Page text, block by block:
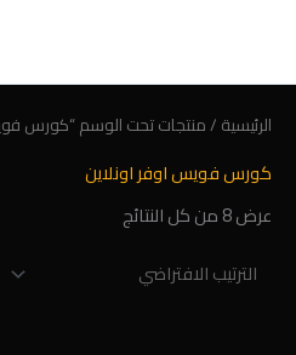
المحتوى
الرئيسية / منتجات تحت الوسم “كورس
كورس فويس اوفر اونلاين
عرض ⁦8⁩ من كل النتائج